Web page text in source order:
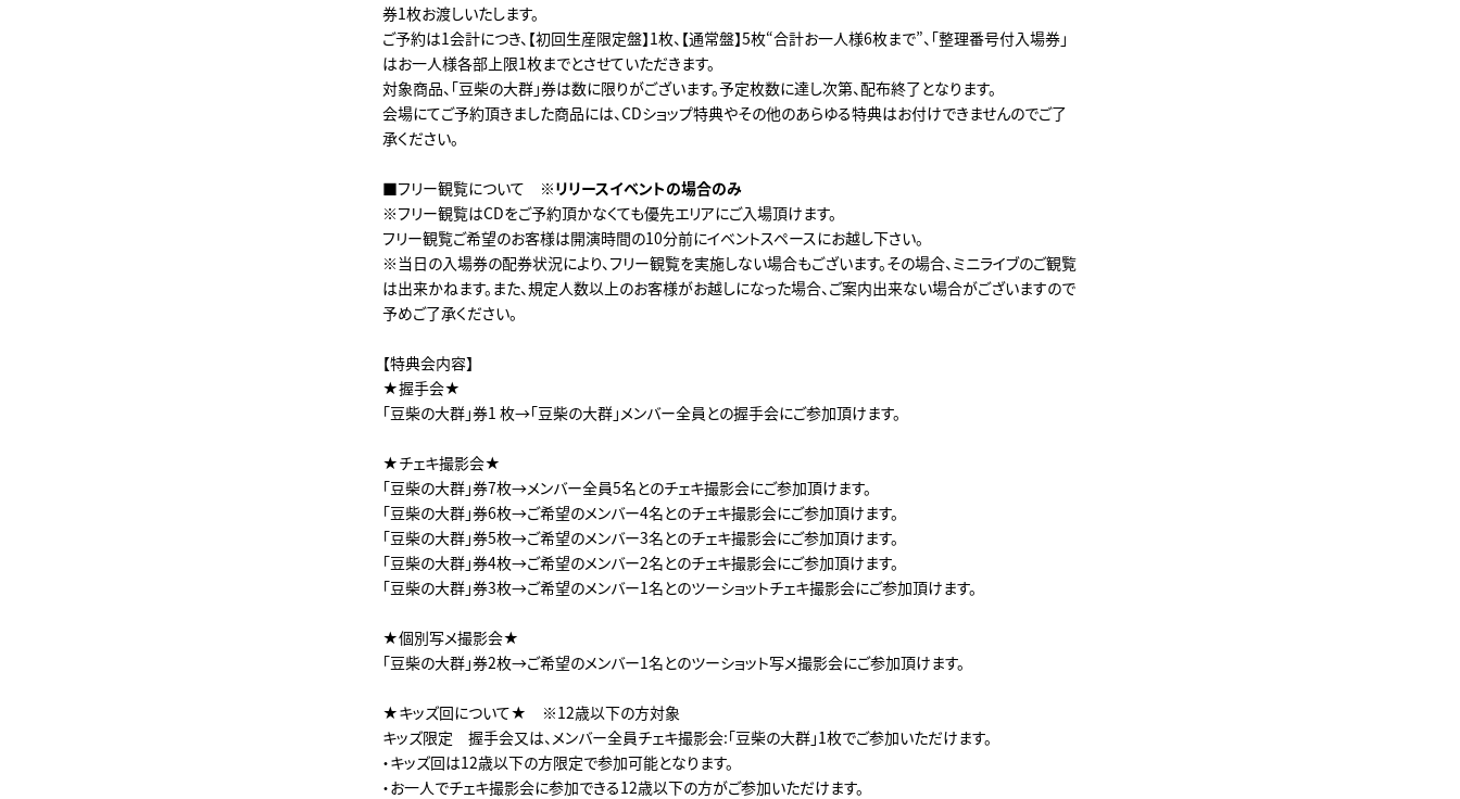
券1枚お渡しいたします。
ご予約は1会計につき、【初回生産限定盤】1枚、【通常盤】5枚“合計お一人様6枚まで”、「整理番号付入場券」
はお一人様各部上限1枚までとさせていただきます。
対象商品、「豆柴の大群」券は数に限りがございます。予定枚数に達し次第、配布終了となります。
会場にてご予約頂きました商品には、CDショップ特典やその他のあらゆる特典はお付けできませんのでご了
承ください。
■フリー観覧について ※リリースイベントの場合のみ
※フリー観覧はCDをご予約頂かなくても優先エリアにご入場頂けます。
フリー観覧ご希望のお客様は開演時間の10分前にイベントスペースにお越し下さい。
※当日の入場券の配券状況により、フリー観覧を実施しない場合もございます。その場合、ミニライブのご観覧
は出来かねます。また、規定人数以上のお客様がお越しになった場合、ご案内出来ない場合がございますので
予めご了承ください。
【特典会内容】
★握手会★
「豆柴の大群」券1 枚→「豆柴の大群」メンバー全員との握手会にご参加頂けます。
★チェキ撮影会★
「豆柴の大群」券7枚→メンバー全員5名とのチェキ撮影会にご参加頂けます。
「豆柴の大群」券6枚→ご希望のメンバー4名とのチェキ撮影会にご参加頂けます。
「豆柴の大群」券5枚→ご希望のメンバー3名とのチェキ撮影会にご参加頂けます。
「豆柴の大群」券4枚→ご希望のメンバー2名とのチェキ撮影会にご参加頂けます。
「豆柴の大群」券3枚→ご希望のメンバー1名とのツーショットチェキ撮影会にご参加頂けます。
★個別写メ撮影会★
「豆柴の大群」券2枚→ご希望のメンバー1名とのツーショット写メ撮影会にご参加頂けます。
★キッズ回について★ ※12歳以下の方対象
キッズ限定 握手会又は、メンバー全員チェキ撮影会:「豆柴の大群」1枚でご参加いただけます。
・キッズ回は12歳以下の方限定で参加可能となります。
・お一人でチェキ撮影会に参加できる12歳以下の方がご参加いただけます。